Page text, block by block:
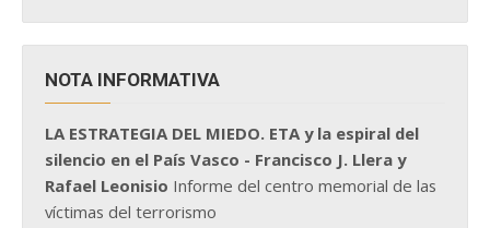
NOTA INFORMATIVA
LA ESTRATEGIA DEL MIEDO. ETA y la espiral del
silencio en el País Vasco - Francisco J. Llera y
Rafael Leonisio Informe del centro memorial de las
víctimas del terrorismo